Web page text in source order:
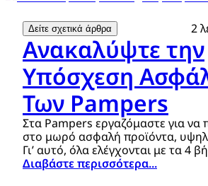
Δείτε σχετικά άρθρα 2
Ανακαλύψτε την
Υπόσχεση
Των Pampers
Στα Pampers εργαζόμαστε για
στο μωρό ασφαλή προϊόντα,
Γι’ αυτό, όλα ελέγχονται με τα 4
υπόσχεσης ασφάλειας Pampers.
Διαβάστε περισσότερα...